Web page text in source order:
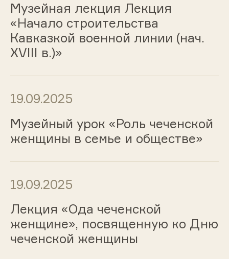
Музейная лекция Лекция
«Начало строительства
Кавказкой военной линии (нач.
XVIII в.)»
19.09.2025
Музейный урок «Роль чеченской
женщины в семье и обществе»
19.09.2025
Лекция «Ода чеченской
женщине», посвященную ко Дню
чеченской женщины